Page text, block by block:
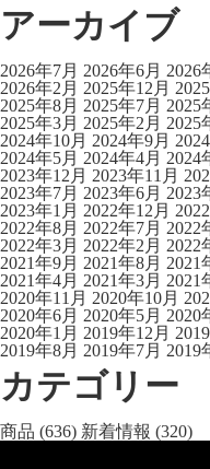
アーカイブ
2026年7月 2026年6月 2026
2026年2月 2025年12月
2025年8月 2025年7月 2025
2025年3月 2025年2月 2025
2024年10月 2024年9月
2024年5月 2024年4月 2024
2023年12月 2023年11月
2023年7月 2023年6月 2023
2023年1月 2022年12月
2022年8月 2022年7月 2022
2022年3月 2022年2月 2022
2021年9月 2021年8月 2021
2021年4月 2021年3月 2021
2020年11月 2020年10月
2020年6月 2020年5月 2020
2020年1月 2019年12月
2019年8月 2019年7月 2019
カテゴリー
商品 (636) 新着情報 (320)